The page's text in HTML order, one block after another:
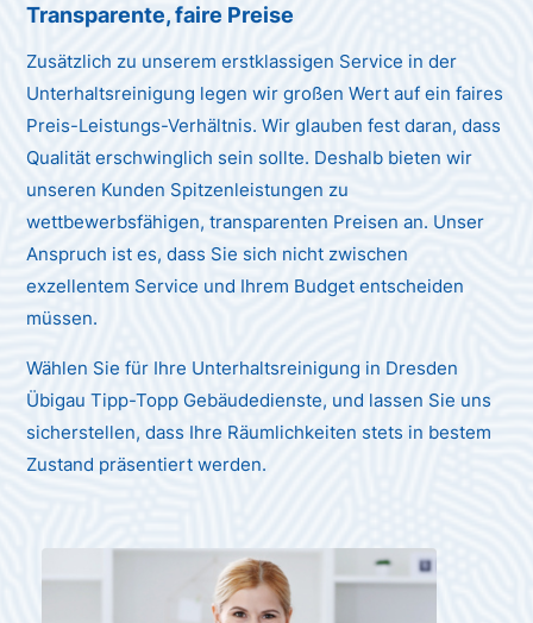
Transparente, faire Preise
Zusätzlich zu unserem erstklassigen Service in der
Unterhaltsreinigung legen wir großen Wert auf ein faires
Preis-Leistungs-Verhältnis. Wir glauben fest daran, dass
Qualität erschwinglich sein sollte. Deshalb bieten wir
unseren Kunden Spitzenleistungen zu
wettbewerbsfähigen, transparenten Preisen an. Unser
Anspruch ist es, dass Sie sich nicht zwischen
exzellentem Service und Ihrem Budget entscheiden
müssen.
Wählen Sie für Ihre Unterhaltsreinigung in Dresden
Übigau Tipp-Topp Gebäudedienste, und lassen Sie uns
sicherstellen, dass Ihre Räumlichkeiten stets in bestem
Zustand präsentiert werden.